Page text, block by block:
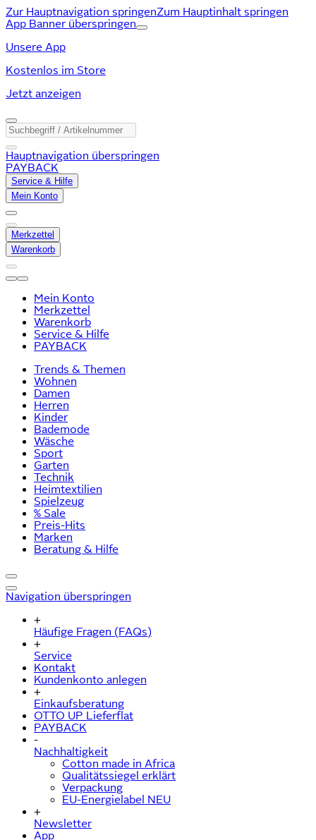
Zur Hauptnavigation springenZum Hauptinhalt springen
App Banner überspringen
Unsere App
Kostenlos im Store
Jetzt anzeigen
Hauptnavigation überspringen
PAYBACK
Service & Hilfe
Mein Konto
Merkzettel
Warenkorb
Mein Konto
Merkzettel
Warenkorb
Service & Hilfe
PAYBACK
Trends & Themen
Wohnen
Damen
Herren
Kinder
Bademode
Wäsche
Sport
Garten
Technik
Heimtextilien
Spielzeug
% Sale
Preis-Hits
Marken
Beratung & Hilfe
Navigation überspringen
+
Häufige Fragen (FAQs)
+
Service
Kontakt
Kundenkonto anlegen
+
Einkaufsberatung
OTTO UP Lieferflat
PAYBACK
-
Nachhaltigkeit
Cotton made in Africa
Qualitätssiegel erklärt
Verpackung
EU-Energielabel NEU
+
Newsletter
App